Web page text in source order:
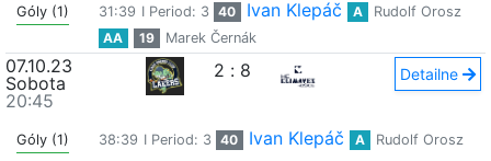
Góly (1) 31:39 I Period: 3 40 Ivan Klepáč A
Rudolf Orosz
AA
19 Marek Černák
07.10.23
Sobota
20:45
2 : 8 Detailne
Góly (1) 38:39 I Period: 3 40 Ivan Klepáč A Rudolf Orosz